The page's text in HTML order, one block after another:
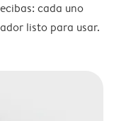
cada uno
listo para usar.